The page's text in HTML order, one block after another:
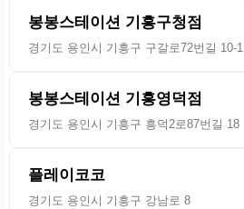
봉봉스테이션 기흥구청점
경기도 용인시 기흥구 구갈로72번길 10-1
봉봉스테이션 기흥영덕점
경기도 용인시 기흥구 흥덕2로87번길 18
플레이코코
경기도 용인시 기흥구 강남로 8